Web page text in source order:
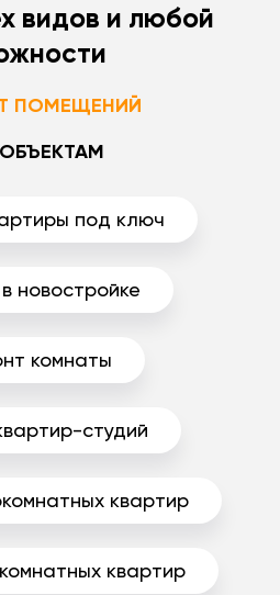
видов и любой
ПОМЕЩЕНИЙ
под ключ
новостройке
комнаты
студий
квартир
квартир